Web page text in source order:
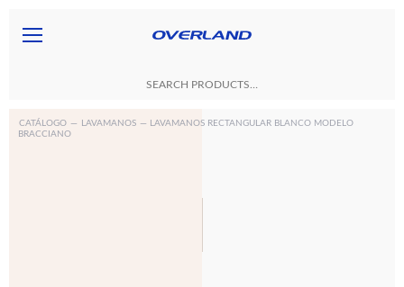
CATÁLOGO — LAVAMANOS — LAVAMANOS RECTANGULAR BLANCO MODELO
BRACCIANO